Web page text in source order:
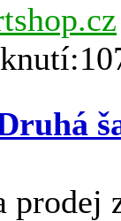
prodej